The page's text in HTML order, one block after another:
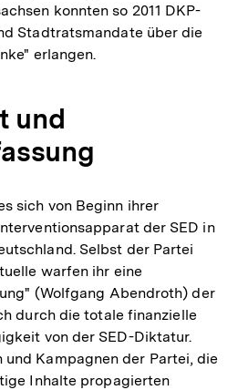
konnten so 2011 DKP-
Stadtratsmandate über die
erlangen.
und
sich von Beginn ihrer
der SED in
Selbst der Partei
warfen ihr eine
(Wolfgang Abendroth) der
durch die totale finanzielle
von der SED-Diktatur.
Kampagnen der Partei, die
Inhalte propagierten